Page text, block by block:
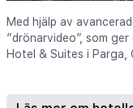
Med hjälp av
“drönarvideo”, som
Hotel & Suites i Parga,